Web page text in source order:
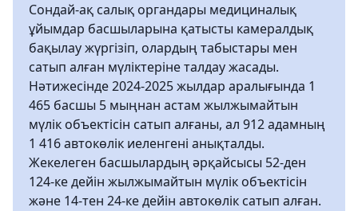
Сондай-ақ салық органдары медициналық
ұйымдар басшыларына қатысты камералдық
бақылау жүргізіп, олардың табыстары мен
сатып алған мүліктеріне талдау жасады.
Нәтижесінде 2024-2025 жылдар аралығында 1
465 басшы 5 мыңнан астам жылжымайтын
мүлік объектісін сатып алғаны, ал 912 адамның
1 416 автокөлік иеленгені анықталды.
Жекелеген басшылардың әрқайсысы 52-ден
124-ке дейін жылжымайтын мүлік объектісін
және 14-тен 24-ке дейін автокөлік сатып алған.